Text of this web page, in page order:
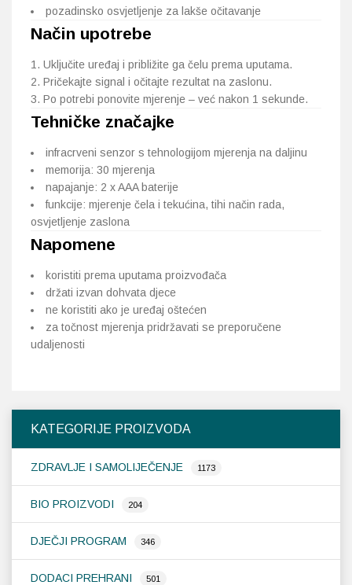
KATEGORIJE PROIZVODA
ZDRAVLJE I SAMOLIJEČENJE 1173
BIO PROIZVODI 204
DJEČJI PROGRAM 346
DODACI PREHRANI 501
pozadinsko osvjetljenje za lakše očitavanje
Način upotrebe
Uključite uređaj i približite ga čelu prema uputama.
Pričekajte signal i očitajte rezultat na zaslonu.
Po potrebi ponovite mjerenje – već nakon 1 sekunde.
Tehničke značajke
infracrveni senzor s tehnologijom mjerenja na daljinu
memorija: 30 mjerenja
napajanje: 2 x AAA baterije
funkcije: mjerenje čela i tekućina, tihi način rada,
osvjetljenje zaslona
Napomene
koristiti prema uputama proizvođača
držati izvan dohvata djece
ne koristiti ako je uređaj oštećen
za točnost mjerenja pridržavati se preporučene
udaljenosti